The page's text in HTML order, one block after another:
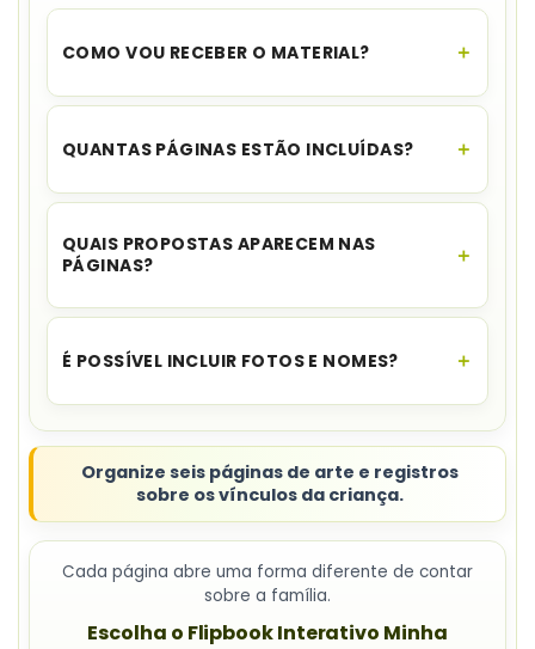
COMO VOU RECEBER O MATERIAL?
O acesso é instantâneo.Assim que o
para download no seu e-mail e no WhatsApp,
QUANTAS PÁGINAS ESTÃO INCLUÍDAS?
O flipbook é composto por6 páginas
QUAIS PROPOSTAS APARECEM NAS
PÁGINAS?
Há atividades dedesenho, pintura, colagem,
É POSSÍVEL INCLUIR FOTOS E NOMES?
personalizaçãopara fotos, nomes e
mensagens.
Organize seis páginas de arte e registros
sobre os vínculos da criança.
Cada página abre uma forma diferente de contar
sobre a família.
Escolha o Flipbook Interativo Minha